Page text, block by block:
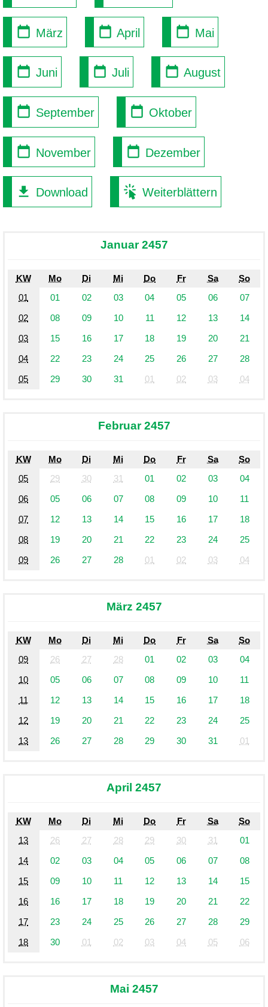
März April Mai
Juni Juli August
September Oktober
November Dezember
Download Weiterblättern
Januar 2457
KW Mo Di Mi Do Fr Sa
So
01
01 02 03 04 05 06
07
02
08 09 10 11 12 13
14
03
15 16 17 18 19 20
21
04
22 23 24 25 26 27
28
05
29 30 31 01 02 03 04
Februar 2457
KW Mo Di Mi Do Fr Sa
So
05
29 30 31 01 02 03
04
06
05 06 07 08 09 10
11
07
12 13 14 15 16 17
18
08
19 20 21 22 23 24
25
09
26 27 28 01 02 03 04
März 2457
KW Mo Di Mi Do Fr Sa
So
09
26 27 28 01 02 03
04
10
05 06 07 08 09 10
11
11
12 13 14 15 16 17
18
12
19 20 21 22 23 24
25
13
26 27 28 29 30 31 01
April 2457
KW Mo Di Mi Do Fr Sa
So
13
26 27 28 29 30 31
01
14
02 03 04 05 06 07
08
15
09 10 11 12 13 14
15
16
16 17 18 19 20 21
22
17
23 24 25 26 27 28
29
18
30 01 02 03 04 05 06
Mai 2457